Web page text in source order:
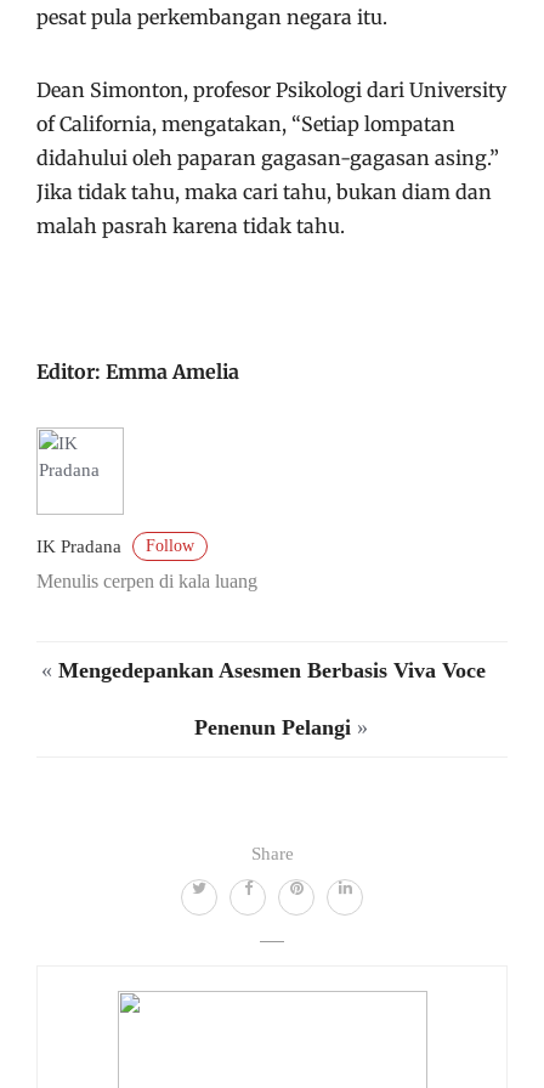
Share
pesat pula perkembangan negara itu.
Dean Simonton, profesor Psikologi dari University
of California, mengatakan, “Setiap lompatan
didahului oleh paparan gagasan-gagasan asing.”
Jika tidak tahu, maka cari tahu, bukan diam dan
malah pasrah karena tidak tahu.
Editor: Emma Amelia
IK Pradana Follow
Menulis cerpen di kala luang
« Mengedepankan Asesmen Berbasis Viva Voce
Penenun Pelangi »